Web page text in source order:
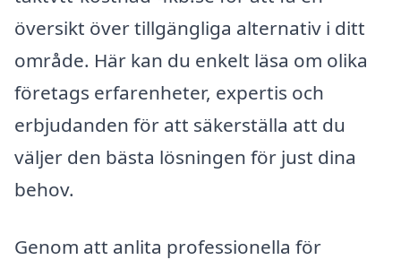
översikt över tillgängliga alternativ i ditt
område. Här kan du enkelt läsa om olika
företags erfarenheter, expertis och
erbjudanden för att säkerställa att du
väljer den bästa lösningen för just dina
behov.
Genom att anlita professionella för